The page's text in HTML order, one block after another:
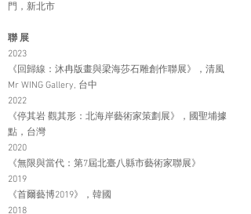
門，新北市
聯 展
2023
《回歸線：沐冉版畫與梁海莎石雕創作聯展》，清風
Mr WING Gallery, 台中
2022
《停其岩 觀其形：北海岸藝術家策劃展》，國聖埔據
點，台灣
2020
《無限與當代：第7屆北臺八縣市藝術家聯展》
2019
《首爾藝博2019》，韓國
2018